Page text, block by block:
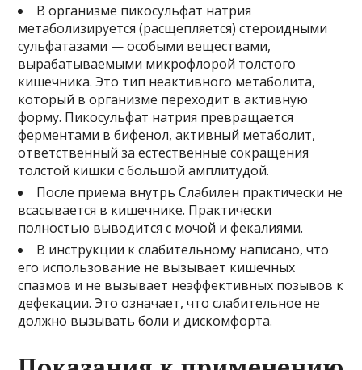
В организме пикосульфат натрия
метаболизируется (расщепляется) стероидными
сульфатазами — особыми веществами,
вырабатываемыми микрофлорой толстого
кишечника. Это тип неактивного метаболита,
который в организме переходит в активную
форму. Пикосульфат натрия превращается
ферментами в бифенол, активный метаболит,
ответственный за естественные сокращения
толстой кишки с большой амплитудой.
После приема внутрь Слабилен практически не
всасывается в кишечнике. Практически
полностью выводится с мочой и фекалиями.
В инструкции к слабительному написано, что
его использование не вызывает кишечных
спазмов и не вызывает неэффективных позывов к
дефекации. Это означает, что слабительное не
должно вызывать боли и дискомфорта.